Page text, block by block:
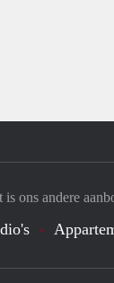
ons andere